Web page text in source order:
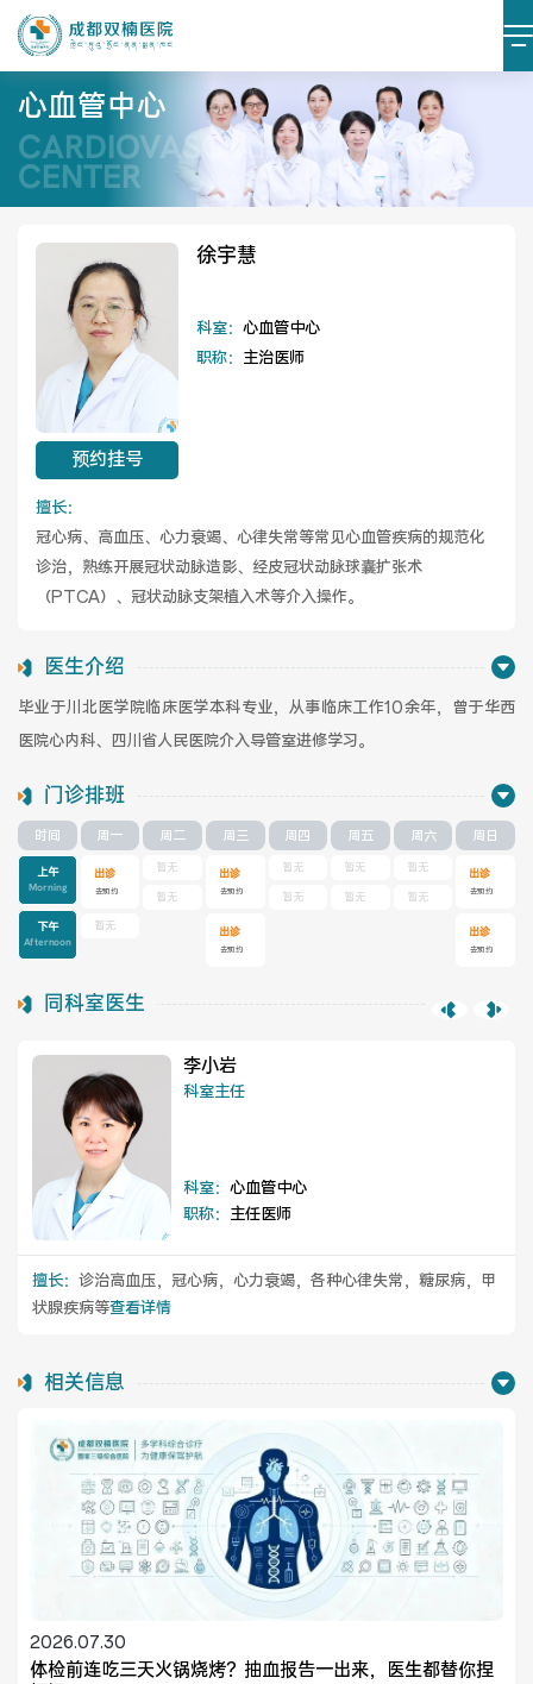
医院简介 医院文化
大事记
党建阵地
榜样力量
健康管理体检
非手术科室
医技科室
专家团队
医院布局
出/入院服务
意见建议
公示公告
科研介绍 科研动态
通知公告
心血管中心
CARDIOVASCULAR
CENTER
预约挂号
徐宇慧
科室： 心血管中心
职称： 主治医师
擅长：
冠心病、高血压、心力衰竭、心律失常等常见心血管疾病的规范化
诊治，熟练开展冠状动脉造影、经皮冠状动脉球囊扩张术
（PTCA）、冠状动脉支架植入术等介入操作。
医生介绍
毕业于川北医学院临床医学本科专业，从事临床工作10余年，曾于华西
医院心内科、四川省人民医院介入导管室进修学习。
门诊排班
时间
上午
Morning
下午
Afternoon
周一
出诊
去预约
暂无
周二
暂无
暂无
周三
出诊
去预约
出诊
去预约
周四
暂无
暂无
周五
暂无
暂无
周六
暂无
暂无
周日
出诊
去预约
出诊
去预约
同科室医生
李小岩
科室主任
科室： 心血管中心
职称： 主任医师
擅长： 诊治高血压，冠心病，心力衰竭，各种心律失常，糖尿病，甲
状腺疾病等查看详情
相关信息
2026.07.30
体检前连吃三天火锅烧烤？抽血报告一出来，医生都替你捏